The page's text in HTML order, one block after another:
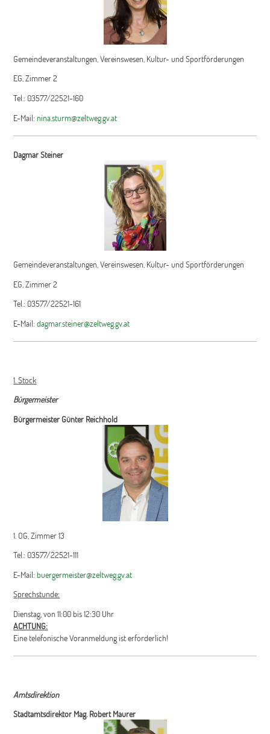
Gemeindeveranstaltungen, Vereinswesen, Kultur- und Sportförderungen
EG, Zimmer 2
Tel.: 03577/22521-160
E-Mail:nina.sturm@zeltweg.gv.at
Dagmar Steiner
Gemeindeveranstaltungen, Vereinswesen, Kultur- und Sportförderungen
EG, Zimmer 2
Tel.: 03577/22521-161
E-Mail:dagmar.steiner@zeltweg.gv.at
1. Stock
Bürgermeister
Bürgermeister Günter Reichhold
1. OG, Zimmer 13
Tel.: 03577/22521-111
E-Mail:buergermeister@zeltweg.gv.at
Sprechstunde:
Dienstag, von 11:00 bis 12:30 Uhr
ACHTUNG:
Eine telefonische Voranmeldung ist erforderlich!
Amtsdirektion
Stadtamtsdirektor Mag. Robert Maurer